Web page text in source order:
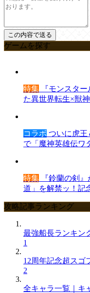
ゲームを探す
特集 『モンスタ
た異世界転生×獣
コラボ ついに虎王
で「魔神英雄伝ワ
特集 『鈴蘭の剣
道」を解禁ッ！記
攻略記事ランキング
最強船長ランキン
1
12周年記念超スゴ
2
全キャラ一覧｜キ